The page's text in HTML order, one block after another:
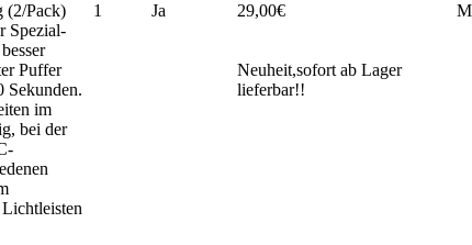
(2/Pack)
Spezial-
Puffer
Sekunden.
im
bei der
1 Ja 29,00€
Neuheit,sofort ab Lager
lieferbar!!